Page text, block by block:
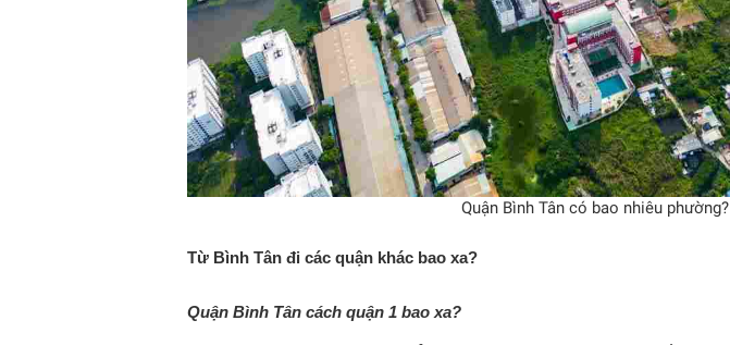
Quận Bình Tân có bao nhiêu phường?
Từ Bình Tân đi các quận khác bao xa?
Quận Bình Tân cách quận 1 bao xa?